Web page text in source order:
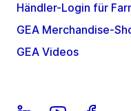
Händler-Login für
GEA Merchandise-
GEA Videos